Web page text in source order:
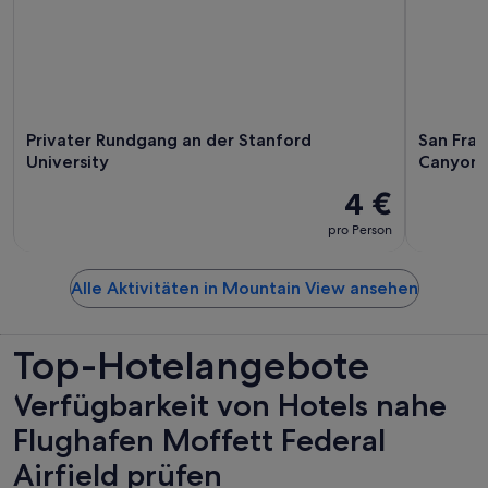
Privater Rundgang an der Stanford
University
4 €
pro Person
San
Canyon
Alle Aktivitäten in Mountain View ansehen
Top-Hotelangebote
Verfügbarkeit von Hotels nahe
Flughafen Moffett Federal
Airfield prüfen